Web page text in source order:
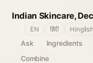
Indian Skincare,
Ask Ingredients
Combine
EN हिंदी Hinglish